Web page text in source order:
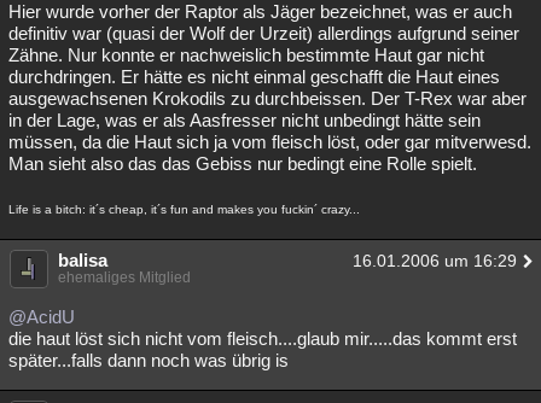
Hier wurde vorher der Raptor als Jäger bezeichnet, was er auch
definitiv war (quasi der Wolf der Urzeit) allerdings aufgrund seiner
Zähne. Nur konnte er nachweislich bestimmte Haut gar nicht
durchdringen. Er hätte es nicht einmal geschafft die Haut eines
ausgewachsenen Krokodils zu durchbeissen. Der T-Rex war aber
in der Lage, was er als Aasfresser nicht unbedingt hätte sein
müssen, da die Haut sich ja vom fleisch löst, oder gar mitverwesd.
Man sieht also das das Gebiss nur bedingt eine Rolle spielt.
Life is a bitch: it´s cheap, it´s fun and makes you fuckin´ crazy...
balisa 16.01.2006 um 16:29
ehemaliges Mitglied
@AcidU
die haut löst sich nicht vom fleisch....glaub mir.....das kommt erst
später...falls dann noch was übrig is